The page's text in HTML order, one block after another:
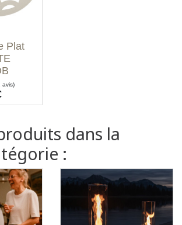
Plat
dans la
: